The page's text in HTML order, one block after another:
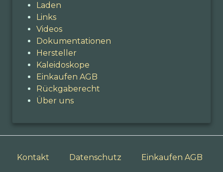
Laden
Links
Videos
Dokumentationen
Hersteller
Kaleidoskope
Einkaufen AGB
Rückgaberecht
Über uns
Kontakt Datenschutz Einkaufen AGB